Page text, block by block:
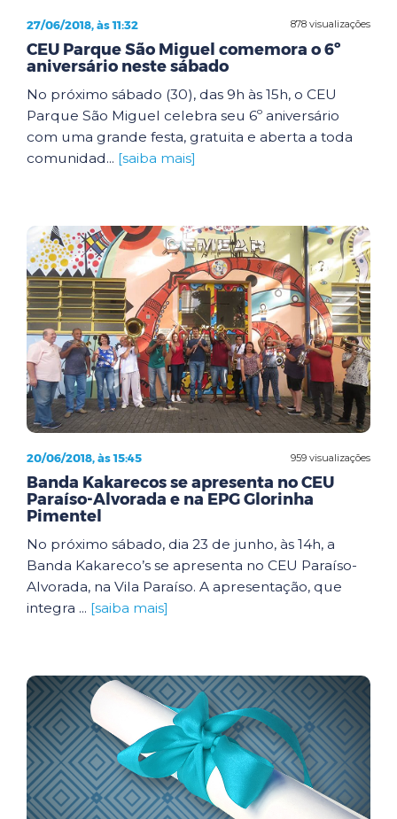
878 visualizações
27/06/2018, às 11:32
CEU Parque São Miguel comemora o 6º
aniversário neste sábado
No próximo sábado (30), das 9h às 15h, o CEU
Parque São Miguel celebra seu 6º aniversário
com uma grande festa, gratuita e aberta a toda
comunidad... [saiba mais]
959 visualizações
20/06/2018, às 15:45
Banda Kakarecos se apresenta no CEU
Paraíso-Alvorada e na EPG Glorinha
Pimentel
No próximo sábado, dia 23 de junho, às 14h, a
Banda Kakareco’s se apresenta no CEU Paraíso-
Alvorada, na Vila Paraíso. A apresentação, que
integra ... [saiba mais]